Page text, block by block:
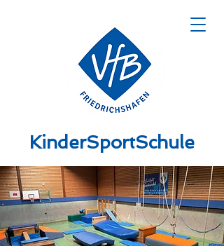
KinderSportSchule